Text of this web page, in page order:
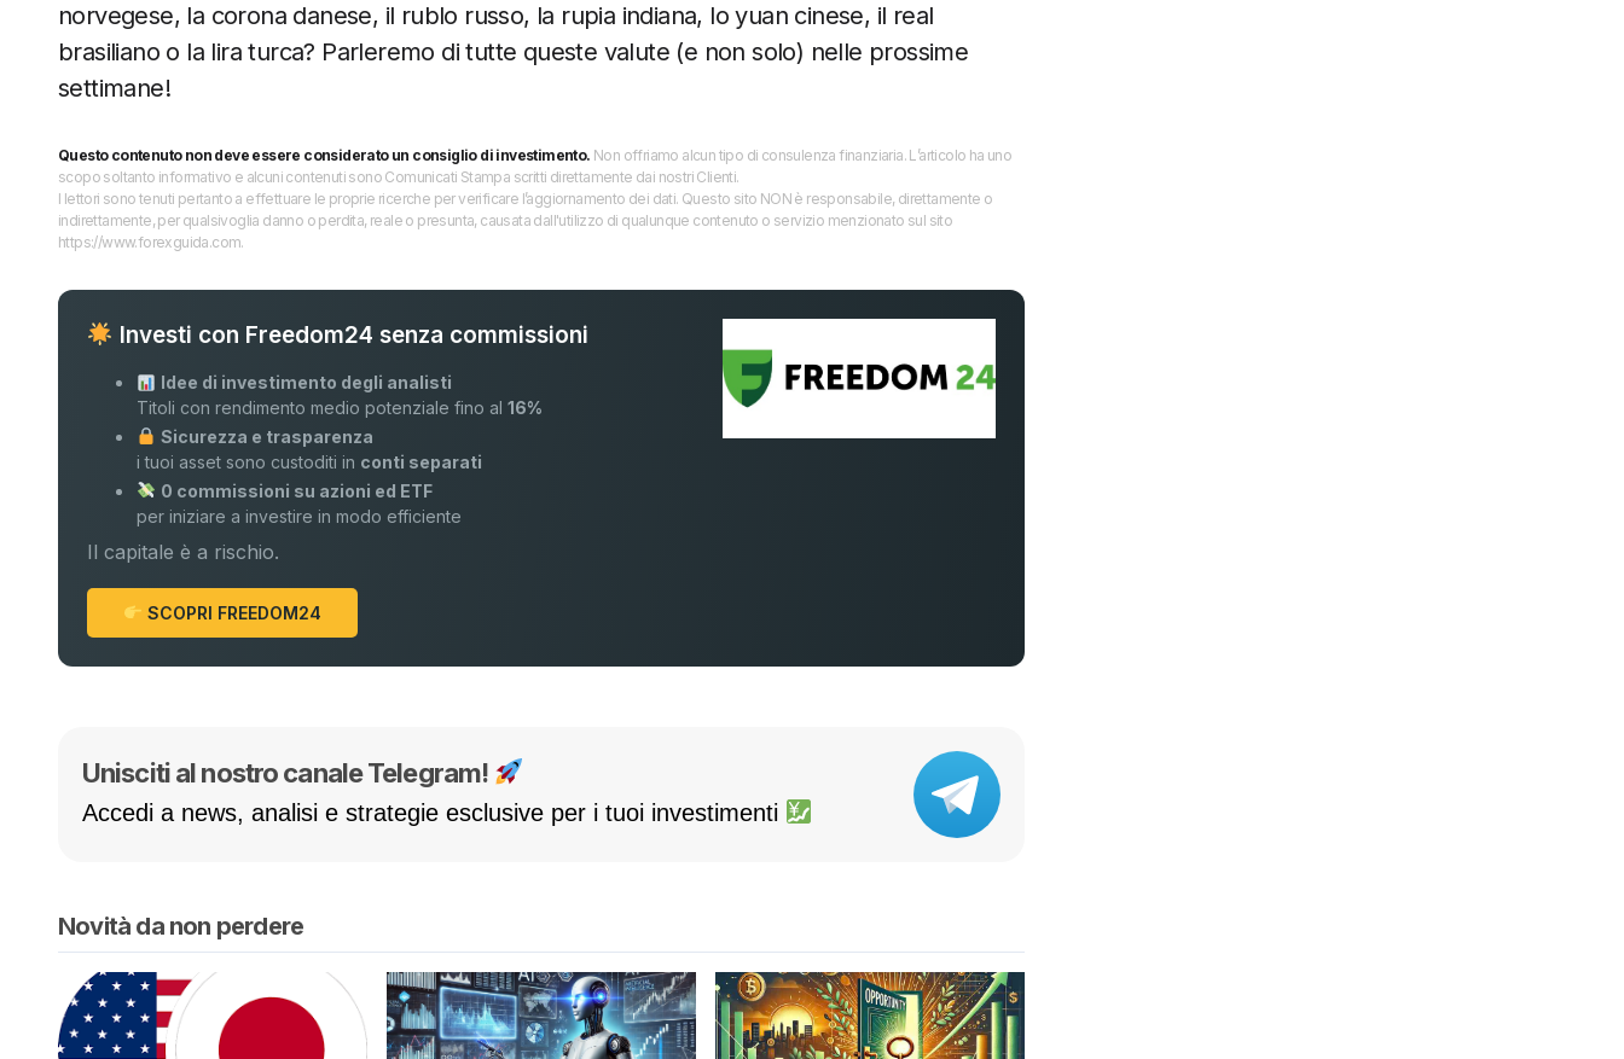
norvegese, la corona danese, il rublo russo, la rupia indiana, lo yuan cinese, il real
brasiliano o la lira turca? Parleremo di tutte queste valute (e non solo) nelle prossime
settimane!
Questo contenuto non deve essere considerato un consiglio di investimento. Non offriamo alcun tipo di consulenza finanziaria. L’articolo ha uno
scopo soltanto informativo e alcuni contenuti sono Comunicati Stampa scritti direttamente dai nostri Clienti.
I lettori sono tenuti pertanto a effettuare le proprie ricerche per verificare l’aggiornamento dei dati. Questo sito NON è responsabile, direttamente o
indirettamente, per qualsivoglia danno o perdita, reale o presunta, causata dall'utilizzo di qualunque contenuto o servizio menzionato sul sito
https://www.forexguida.com.
Investi con Freedom24 senza commissioni
Idee di investimento degli analisti
Titoli con rendimento medio potenziale fino al16%
Sicurezza e trasparenza
i tuoi asset sono custoditi in conti separati
0 commissioni su azioni ed ETF
per iniziare a investire in modo efficiente
Il capitale è a rischio.
SCOPRI FREEDOM24
Unisciti al nostro canale Telegram!
Accedi a news, analisi e strategie esclusive per i tuoi investimenti
Novità da non perdere